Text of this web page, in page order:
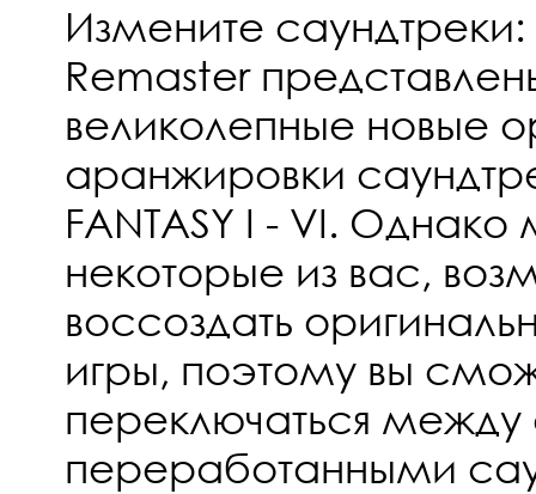
Измените
Remaster
великолепные новые
аранжировки
FANTASY I - VI.
некоторые из вас,
воссоздать
игры, поэтому вы
переключаться
переработанными